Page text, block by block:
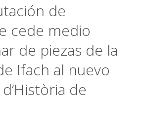
de
cede medio
de piezas de la
Ifach al nuevo
de